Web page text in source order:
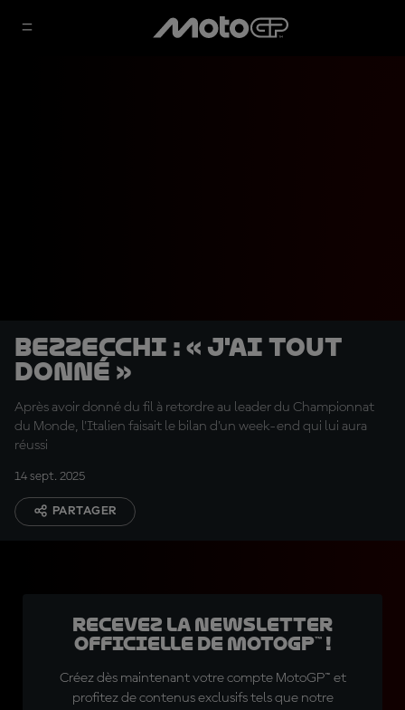
Bezzecchi : « J'ai tout
donné »
Après avoir donné du fil à retordre au leader du Championnat
du Monde, l'Italien faisait le bilan d'un week-end qui lui aura
réussi
14 sept. 2025
PARTAGER
Recevez la Newsletter
officielle de MotoGP™ !
Créez dès maintenant votre compte MotoGP™ et
profitez de contenus exclusifs tels que notre